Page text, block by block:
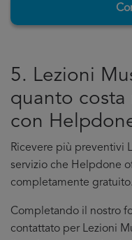
5. Lezioni
quanto costa
con
Ricevere più preventivi
servizio che Helpdone
completamente gratuito.
Completando il nostro
contattato per Lezioni